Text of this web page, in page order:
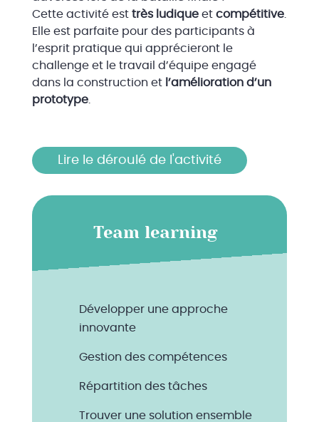
Cette activité esttrès ludique et compétitive.
Elle est parfaite pour des participants à
l’esprit pratique qui apprécieront le
challenge et le travail d’équipe engagé
dans la construction et l’amélioration d’un
prototype.
Lire le déroulé de l'activité
Team learning
Développer une approche
innovante
Gestion des compétences
Répartition des tâches
Trouver une solution ensemble